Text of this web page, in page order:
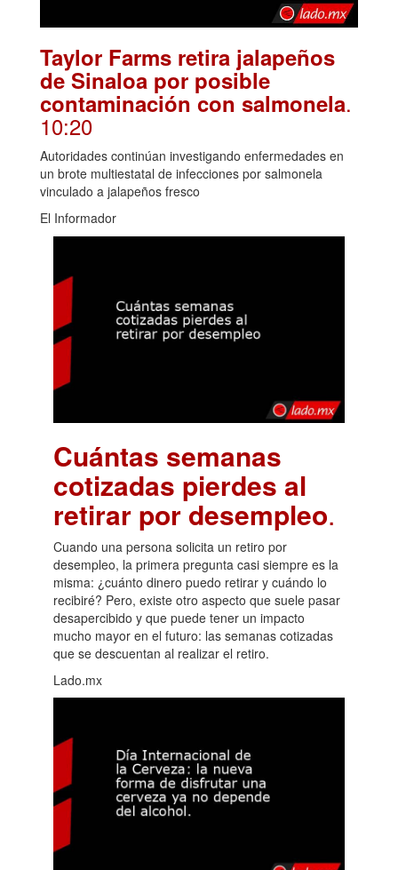
Taylor Farms retira jalapeños
de Sinaloa por posible
contaminación con salmonela.
10:20
Autoridades continúan investigando enfermedades en
un brote multiestatal de infecciones por salmonela
vinculado a jalapeños fresco
El Informador
Cuántas semanas
cotizadas pierdes al
retirar por desempleo.
Cuando una persona solicita un retiro por
desempleo, la primera pregunta casi siempre es la
misma: ¿cuánto dinero puedo retirar y cuándo lo
recibiré? Pero, existe otro aspecto que suele pasar
desapercibido y que puede tener un impacto
mucho mayor en el futuro: las semanas cotizadas
que se descuentan al realizar el retiro.
Lado.mx